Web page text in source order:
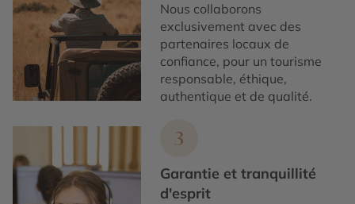
Nous collaborons
exclusivement avec des
partenaires locaux de
confiance, pour un tourisme
responsable, éthique,
authentique et de qualité.
3
Garantie et tranquillité
d'esprit